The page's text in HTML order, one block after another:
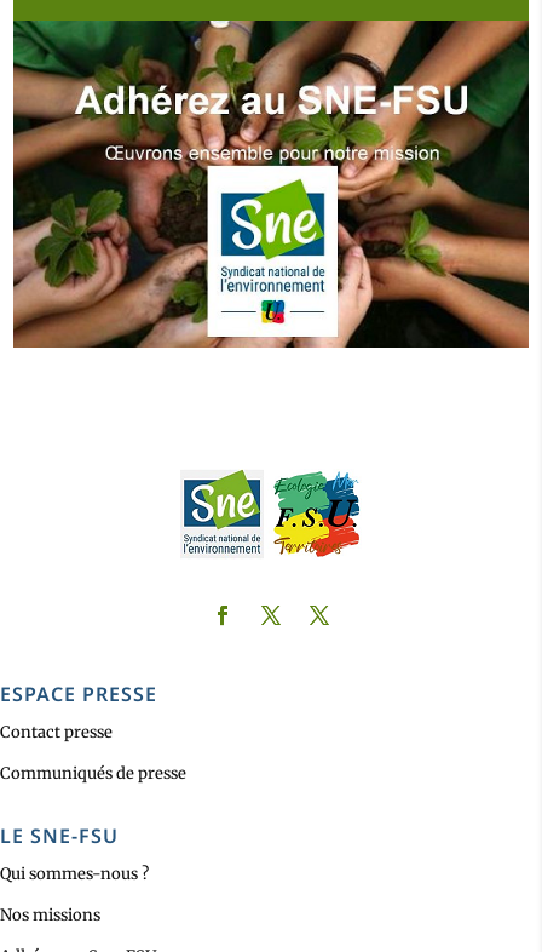
ESPACE PRESSE
Contact presse
Communiqués de presse
LE SNE-FSU
Qui sommes-nous ?
Nos missions